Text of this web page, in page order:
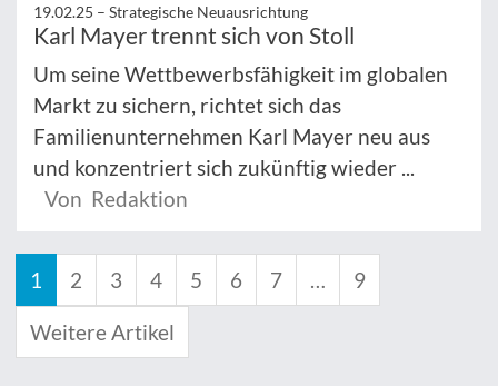
19.02.25 – Strategische Neuausrichtung
Karl Mayer trennt sich von Stoll
Um seine Wettbewerbsfähigkeit im globalen
Markt zu sichern, richtet sich das
Familienunternehmen Karl Mayer neu aus
und konzentriert sich zukünftig wieder ...
Von Redaktion
1 2 3 4 5 6 7 … 9
Weitere Artikel